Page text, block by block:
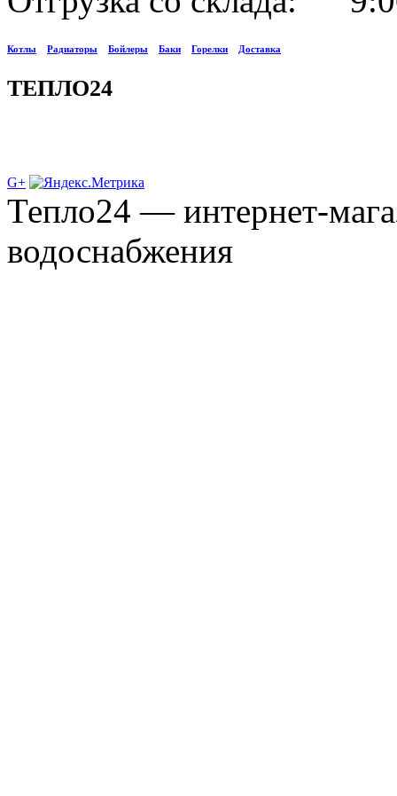
Котлы Радиаторы Бойлеры Баки Горелки Доставка
ТЕПЛО24
G+
Тепло24 — интернет-
водоснабжения